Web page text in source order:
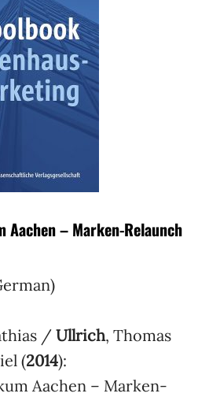
– Marken-Relaunch
/Ullrich, Thomas
(2014):
Aachen – Marken-